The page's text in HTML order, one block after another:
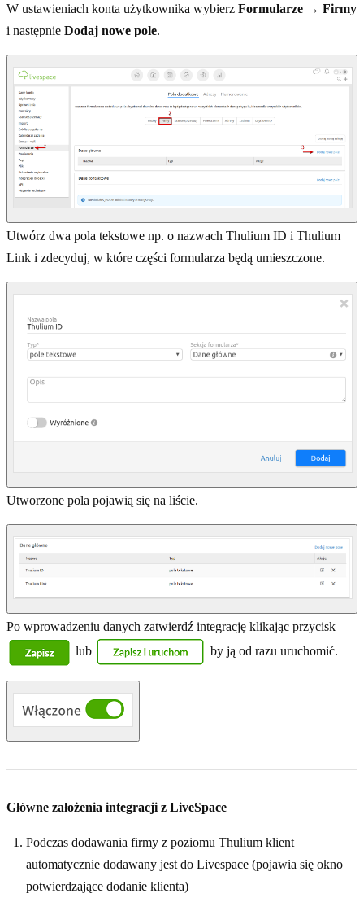
W ustawieniach konta użytkownika wybierz Formularze → Firmy
i następnie Dodaj nowe pole.
Utwórz dwa pola tekstowe np. o nazwach Thulium ID i Thulium
Link i zdecyduj, w które części formularza będą umieszczone.
Utworzone pola pojawią się na liście.
Po wprowadzeniu danych zatwierdź integrację klikając przycisk
lub
by ją od razu uruchomić.
Główne założenia integracji z LiveSpace
Podczas dodawania firmy z poziomu Thulium klient
automatycznie dodawany jest do Livespace (pojawia się okno
potwierdzające dodanie klienta)